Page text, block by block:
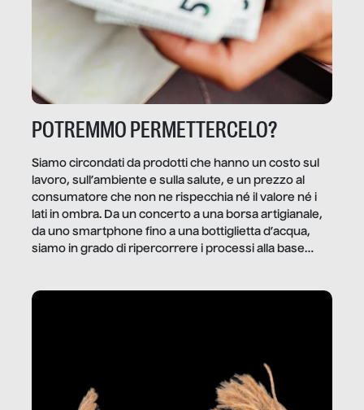
POTREMMO PERMETTERCELO?
Siamo circondati da prodotti che hanno un costo sul
lavoro, sull’ambiente e sulla salute, e un prezzo al
consumatore che non ne rispecchia né il valore né i
lati in ombra. Da un concerto a una borsa artigianale,
da uno smartphone fino a una bottiglietta d’acqua,
siamo in grado di ripercorrere i processi alla base
dietro gli oggetti e i servizi che fanno la nostra vita